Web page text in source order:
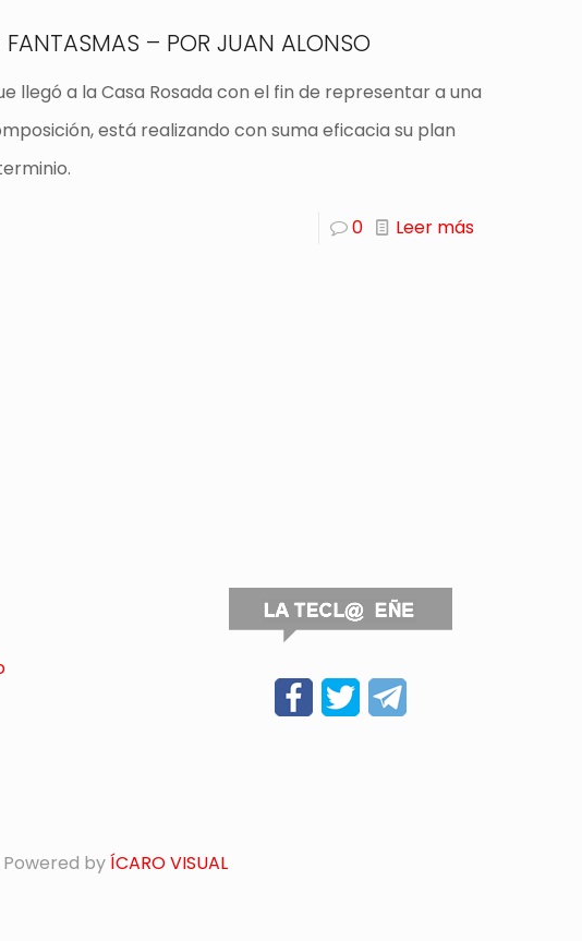
FANTASMAS – POR JUAN ALONSO
llegó a la Casa Rosada con el fin de representar a una
está realizando con suma eficacia su plan
0 Leer más
Powered byÍCARO VISUAL